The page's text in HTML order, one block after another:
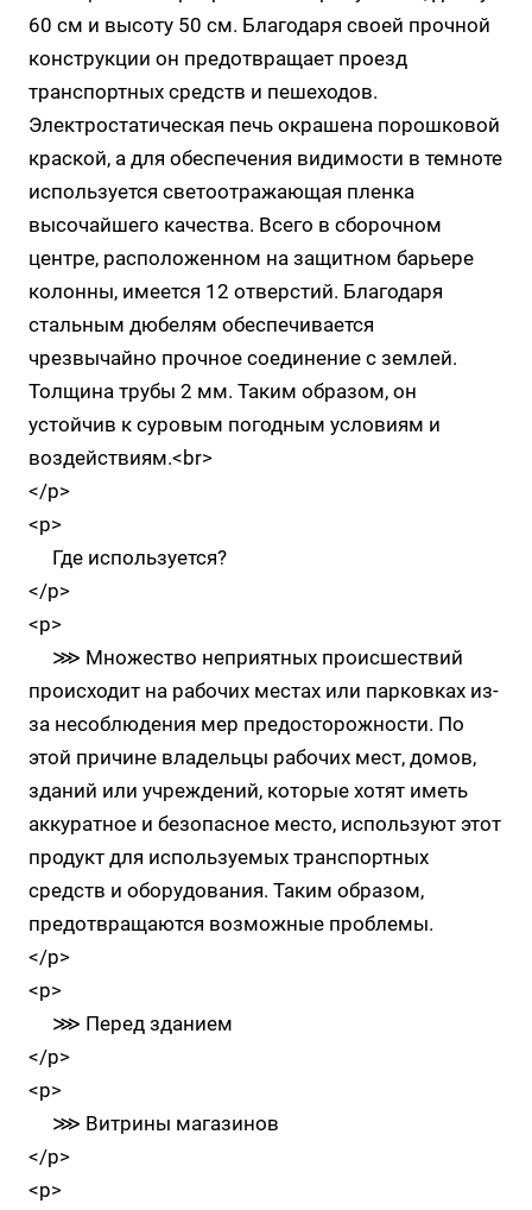
60 см и высоту 50 см. Благодаря своей прочной
конструкции он предотвращает проезд
транспортных средств и пешеходов.
Электростатическая печь окрашена порошковой
краской, а для обеспечения видимости в темноте
используется светоотражающая пленка
высочайшего качества. Всего в сборочном
центре, расположенном на защитном барьере
колонны, имеется 12 отверстий. Благодаря
стальным дюбелям обеспечивается
чрезвычайно прочное соединение с землей.
Толщина трубы 2 мм. Таким образом, он
устойчив к суровым погодным условиям и
воздействиям.<br>
</p>
<p>
Где используется?
</p>
<p>
⋙ Множество неприятных происшествий
происходит на рабочих местах или парковках из-
за несоблюдения мер предосторожности. По
этой причине владельцы рабочих мест, домов,
зданий или учреждений, которые хотят иметь
аккуратное и безопасное место, используют этот
продукт для используемых транспортных
средств и оборудования. Таким образом,
предотвращаются возможные проблемы.
</p>
<p>
⋙ Перед зданием
</p>
<p>
⋙ Витрины магазинов
</p>
<p>